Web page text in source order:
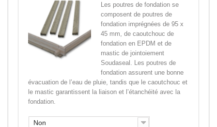
Les poutres de fondation se
composent de poutres de
fondation imprégnées de 95 x
45 mm, de caoutchouc de
fondation en EPDM et de
mastic de jointoiement
Soudaseal. Les poutres de
fondation assurent une bonne
évacuation de l’eau de pluie, tandis que le caoutchouc et
le mastic garantissent la liaison et l’étanchéité avec la
fondation.
Non